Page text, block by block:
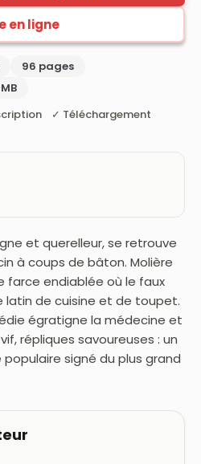
en ligne
96 pages
✓ Téléchargement
et querelleur, se retrouve
à coups de bâton. Molière
farce endiablée où le faux
de cuisine et de toupet.
égratigne la médecine et
répliques savoureuses : un
signé du plus grand